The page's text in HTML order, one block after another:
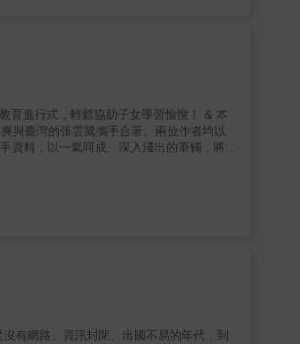
學老師)嗨!我的名字是許捷，在嘉義縣長
特強森高中(Walter Johnson High School
雙主修物理和國際關係。 本書記載
中文化有進一步的認識。我在去WJHS 之
如書名《美國高中生存指南：一年內，從
學生適應國外環境、融入當地生活。
料，以一氣呵成、深入淺出的筆觸，將幼
學習興趣，倒是開了不少茅塞，也改變了自
是否取得優異成績，能否進入名校來得更重